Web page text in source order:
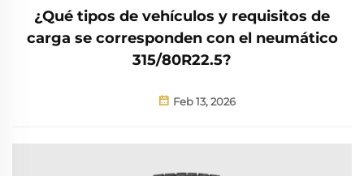
¿Qué tipos de vehículos y requisitos de
carga se corresponden con el neumático
315/80R22.5?
Feb 13, 2026